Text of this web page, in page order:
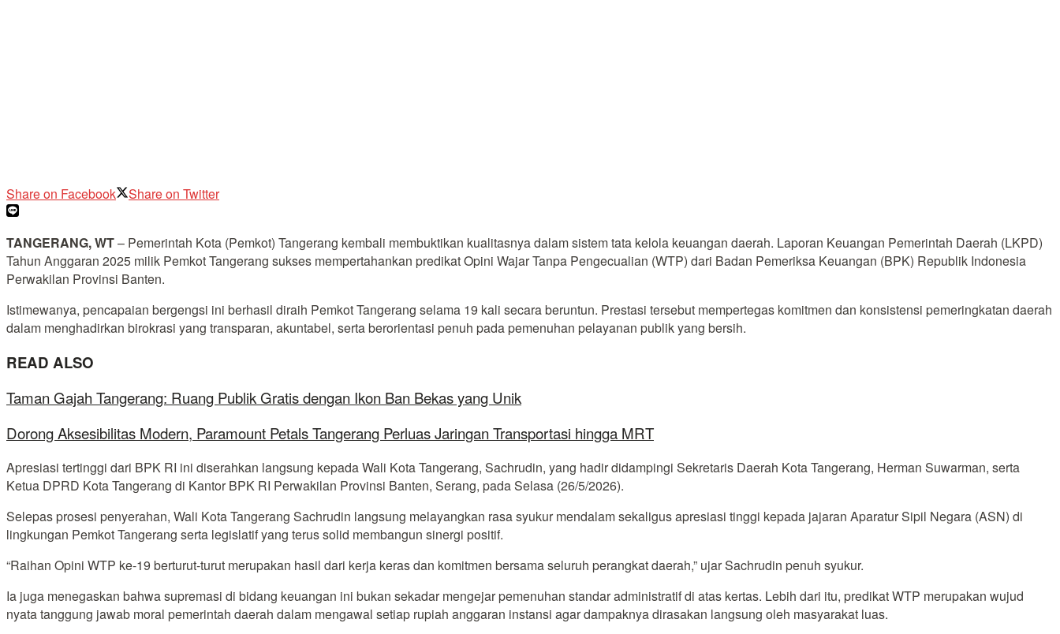
Share on Facebook Share on Twitter
TANGERANG, WT– Pemerintah Kota (Pemkot) Tangerang kembali membuktikan kualitasnya dalam sistem tata kelola keuangan daerah. Laporan Keuangan Pemerintah Daerah (LKPD)
Tahun Anggaran 2025 milik Pemkot Tangerang sukses mempertahankan predikat Opini Wajar Tanpa Pengecualian (WTP) dari Badan Pemeriksa Keuangan (BPK) Republik Indonesia
Perwakilan Provinsi Banten.
Istimewanya, pencapaian bergengsi ini berhasil diraih Pemkot Tangerang selama 19 kali secara beruntun. Prestasi tersebut mempertegas komitmen dan konsistensi pemeringkatan daerah
dalam menghadirkan birokrasi yang transparan, akuntabel, serta berorientasi penuh pada pemenuhan pelayanan publik yang bersih.
READ ALSO
Taman Gajah Tangerang: Ruang Publik Gratis dengan Ikon Ban Bekas yang Unik
Dorong Aksesibilitas Modern, Paramount Petals Tangerang Perluas Jaringan Transportasi hingga MRT
Apresiasi tertinggi dari BPK RI ini diserahkan langsung kepada Wali Kota Tangerang, Sachrudin, yang hadir didampingi Sekretaris Daerah Kota Tangerang, Herman Suwarman, serta
Ketua DPRD Kota Tangerang di Kantor BPK RI Perwakilan Provinsi Banten, Serang, pada Selasa (26/5/2026).
Selepas prosesi penyerahan, Wali Kota Tangerang Sachrudin langsung melayangkan rasa syukur mendalam sekaligus apresiasi tinggi kepada jajaran Aparatur Sipil Negara (ASN) di
lingkungan Pemkot Tangerang serta legislatif yang terus solid membangun sinergi positif.
“Raihan Opini WTP ke-19 berturut-turut merupakan hasil dari kerja keras dan komitmen bersama seluruh perangkat daerah,” ujar Sachrudin penuh syukur.
Ia juga menegaskan bahwa supremasi di bidang keuangan ini bukan sekadar mengejar pemenuhan standar administratif di atas kertas. Lebih dari itu, predikat WTP merupakan wujud
nyata tanggung jawab moral pemerintah daerah dalam mengawal setiap rupiah anggaran instansi agar dampaknya dirasakan langsung oleh masyarakat luas.